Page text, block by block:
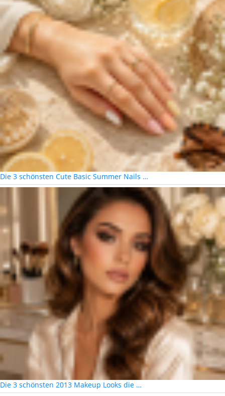
Die 3 schönsten Cute Basic Summer Nails …
Die 3 schönsten 2013 Makeup Looks die …